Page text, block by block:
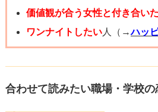
な場合は別れを告げられることも
身、経験したことがあり、身に覚
て、別れる一歩手前までいってし
（懸命に説明してなんとか疑いを
が）。
価値観が合う女性と付き合い
ワンナイトしたい人（→ハッ
合わせて読みたい職場・学校の